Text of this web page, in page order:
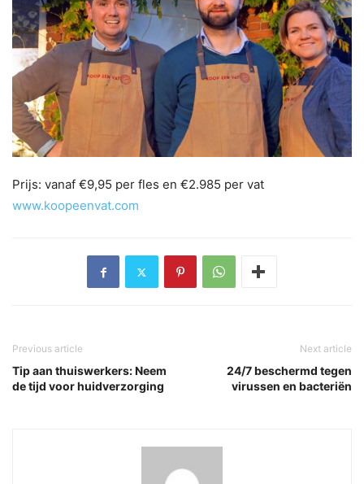
Prijs: vanaf €9,95 per fles en €2.985 per vat
www.koopeenvat.com
Previous article
Tip aan thuiswerkers: Neem
de tijd voor huidverzorging
Next article
24/7 beschermd tegen
virussen en bacteriën